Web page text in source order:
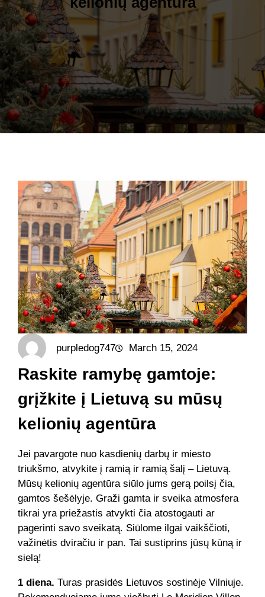
purpledog747 March 15, 2024
Raskite ramybę gamtoje:
grįžkite į Lietuvą su mūsų
kelionių agentūra
Jei pavargote nuo kasdienių darbų ir miesto
triukšmo, atvykite į ramią ir ramią šalį – Lietuvą.
Mūsų kelionių agentūra siūlo jums gerą poilsį čia,
gamtos šešėlyje. Graži gamta ir sveika atmosfera
tikrai yra priežastis atvykti čia atostogauti ar
pagerinti savo sveikatą. Siūlome ilgai vaikščioti,
važinėtis dviračiu ir pan. Tai sustiprins jūsų kūną ir
sielą!
1 diena. Turas prasidės Lietuvos sostinėje Vilniuje.